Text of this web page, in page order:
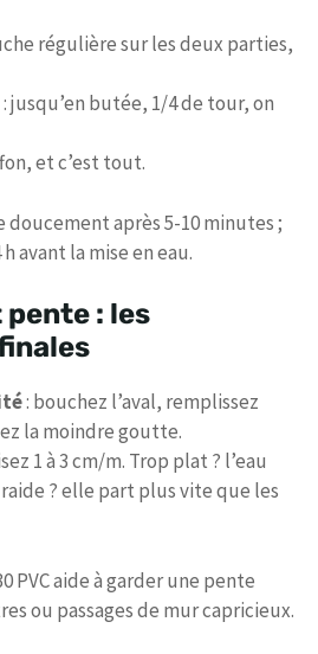
régulière sur les deux parties,
: jusqu’en butée, 1/4 de tour, on
et c’est tout.
doucement après 5-10 minutes ;
h avant la mise en eau.
: les
: bouchez l’aval, remplissez
la moindre goutte.
1 à 3 cm/m. Trop plat ? l’eau
? elle part plus vite que les
PVC aide à garder une pente
ou passages de mur capricieux.